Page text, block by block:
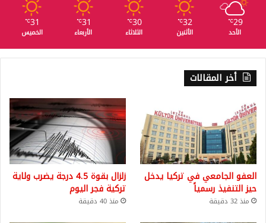
29
℃
الأحد
32
℃
الأثنين
30
℃
الثلاثاء
31
℃
الأربعاء
31
℃
الخميس
أخر المقالات
العفو الجامعي في تركيا يدخل
حيز التنفيذ رسمياً
منذ 32 دقيقة
زلزال بقوة 4.5 درجة يضرب ولاية
تركية فجر اليوم
منذ 40 دقيقة